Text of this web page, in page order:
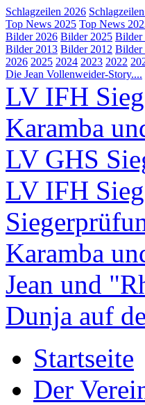
Schlagzeilen 2026
Top News 2025 Top News
Bilder 2026 Bilder 2025 Bilder
Bilder 2013 Bilder 2012 Bilder
2026 2025 2024 2023 2022
Die Jean Vollenweider-Story....
LV IFH
Karamba
LV GHS
LV IFH
Karamba
Jean und
Dunja auf
Startseite
Der